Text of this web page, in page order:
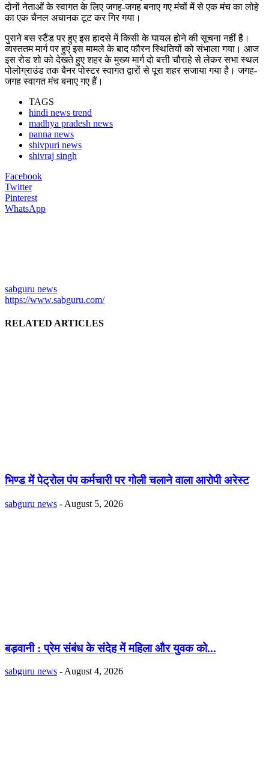
दोनों नेताओं के स्वागत के लिए जगह-जगह बनाए गए मंचों में से एक मंच का लोहे
का एक चैनल अचानक टूट कर गिर गया।
पुराने बस स्टैंड पर हुए इस हादसे में किसी के घायल होने की सूचना नहीं है।
व्यस्ततम मार्ग पर हुए इस मामले के बाद फौरन स्थितियों को संभाला गया। आज
इस रोड शो को देखते हुए शहर के मुख्य मार्ग दो बत्ती चौराहे से लेकर सभा स्थल
पोलोग्राउंड तक बैनर पोस्टर स्वागत द्वारों से पूरा शहर सजाया गया है। जगह-
जगह स्वागत मंच बनाए गए हैं।
TAGS
hindi news trend
madhya pradesh news
panna news
shivpuri news
shivraj singh
Facebook
Twitter
Pinterest
WhatsApp
sabguru news
https://www.sabguru.com/
RELATED ARTICLES
भिण्ड में पेट्रोल पंप कर्मचारी पर गोली चलाने वाला आरोपी अरेस्ट
sabguru news - August 5, 2026
बड़वानी : प्रेम संबंध के संदेह में महिला और युवक को...
sabguru news - August 4, 2026